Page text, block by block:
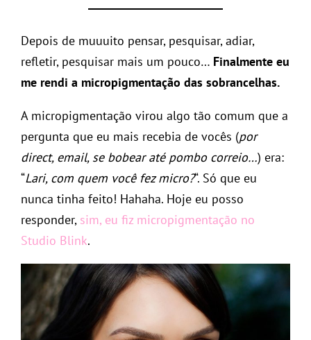
Depois de muuuito pensar, pesquisar, adiar,
refletir, pesquisar mais um pouco… Finalmente eu
me rendi a micropigmentação das sobrancelhas.
A micropigmentação virou algo tão comum que a
pergunta que eu mais recebia de vocês (por
direct, email, se bobear até pombo correio…) era:
“Lari, com quem você fez micro?“. Só que eu
nunca tinha feito! Hahaha. Hoje eu posso
responder, sim, eu fiz micropigmentação no
Studio Blink.